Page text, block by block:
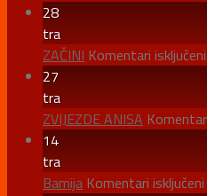
28
tra
ZAČINI Komentari isključeni
27
tra
ZVIJEZDE ANISA
14
tra
Bamija Komentari isključeni